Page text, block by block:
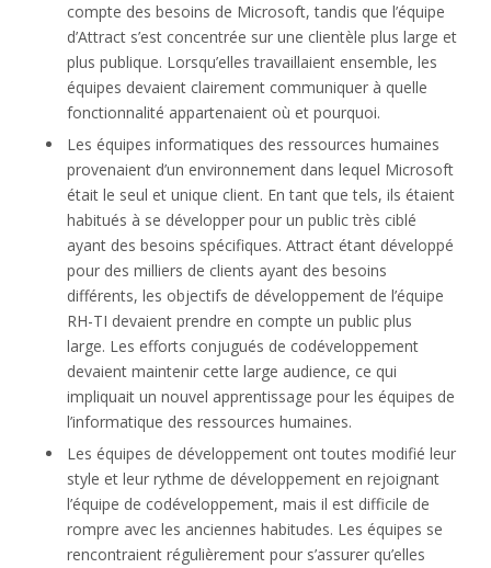
compte des besoins de Microsoft, tandis que l’équipe
d’Attract s’est concentrée sur une clientèle plus large et
plus publique. Lorsqu’elles travaillaient ensemble, les
équipes devaient clairement communiquer à quelle
fonctionnalité appartenaient où et pourquoi.
Les équipes informatiques des ressources humaines
provenaient d’un environnement dans lequel Microsoft
était le seul et unique client. En tant que tels, ils étaient
habitués à se développer pour un public très ciblé
ayant des besoins spécifiques. Attract étant développé
pour des milliers de clients ayant des besoins
différents, les objectifs de développement de l’équipe
RH-TI devaient prendre en compte un public plus
large. Les efforts conjugués de codéveloppement
devaient maintenir cette large audience, ce qui
impliquait un nouvel apprentissage pour les équipes de
l’informatique des ressources humaines.
Les équipes de développement ont toutes modifié leur
style et leur rythme de développement en rejoignant
l’équipe de codéveloppement, mais il est difficile de
rompre avec les anciennes habitudes. Les équipes se
rencontraient régulièrement pour s’assurer qu’elles